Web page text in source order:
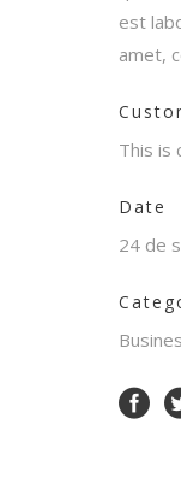
est
amet,
This is
Date
24 de